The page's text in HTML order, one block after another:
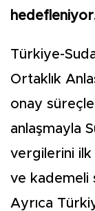
Türkiye-
Ortaklık
onay
anlaşmayla
vergilerini
ve kademeli
Ayrıca